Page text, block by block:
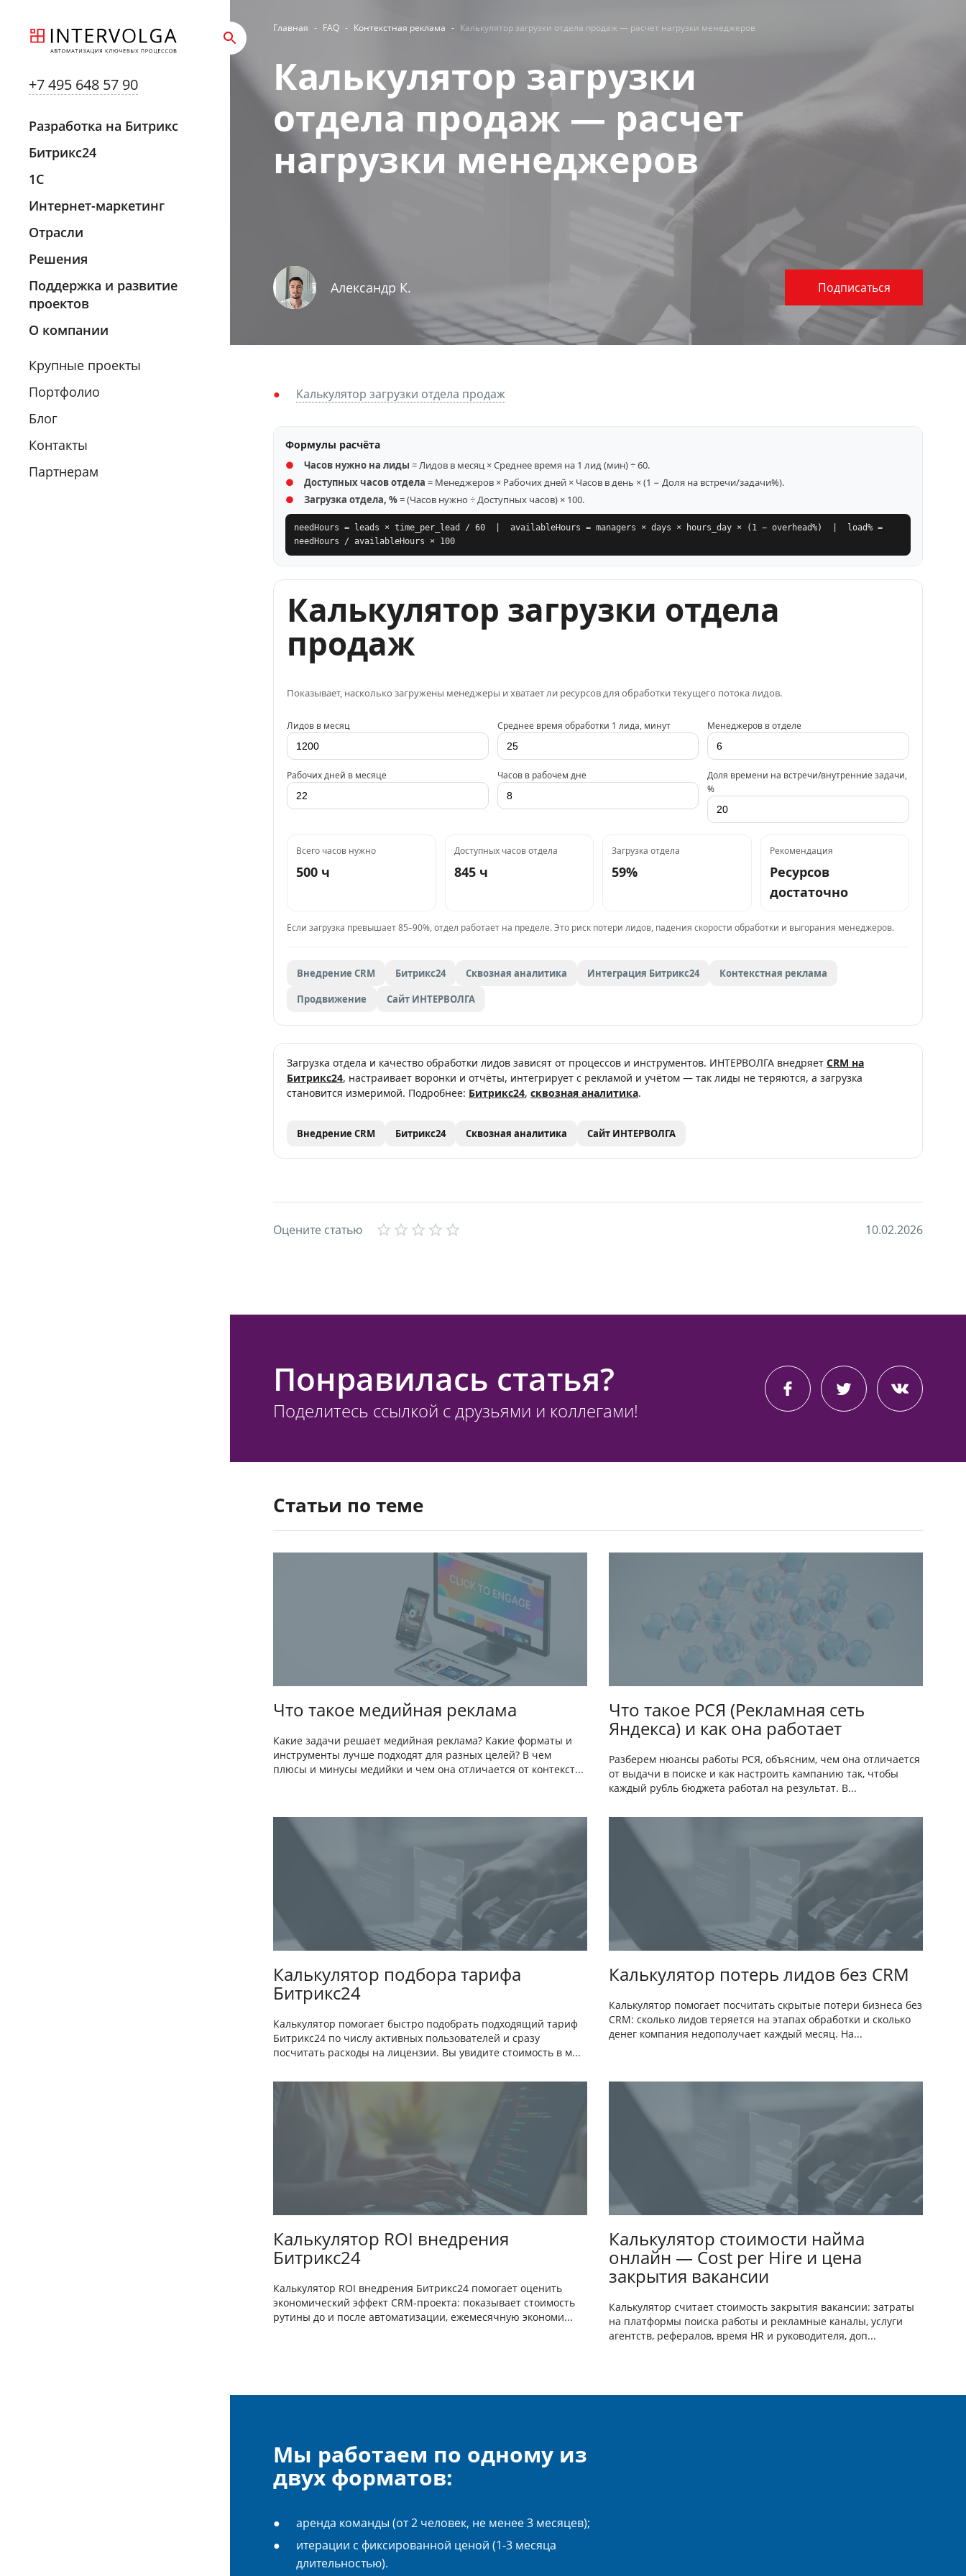
+7 495 648 57 90
Разработка на Битрикс
Битрикс24
1С
Интернет-маркетинг
Отрасли
Решения
Поддержка и развитие
проектов
О компании
Крупные проекты
Портфолио
Блог
Контакты
Партнерам
Главная - FAQ - Контекстная реклама - Калькулятор загрузки отдела продаж — расчет нагрузки менеджеров
Калькулятор загрузки
отдела продаж — расчет
нагрузки менеджеров
Александр К. Подписаться
Калькулятор загрузки отдела продаж
Формулы расчёта
Часов нужно на лиды = Лидов в месяц × Среднее время на 1 лид (мин) ÷ 60.
Доступных часов отдела = Менеджеров × Рабочих дней × Часов в день × (1 − Доля на встречи/задачи%).
Загрузка отдела, %= (Часов нужно ÷ Доступных часов) × 100.
needHours = leads × time_per_lead / 60 | availableHours = managers × days × hours_day × (1 − overhead%) | load% =
needHours / availableHours × 100
Калькулятор загрузки отдела
продаж
Показывает, насколько загружены менеджеры и хватает ли ресурсов для обработки текущего потока лидов.
Лидов в месяц Среднее время обработки 1 лида, минут Менеджеров в отделе
Рабочих дней в месяце Часов в рабочем дне
Доля времени на встречи/внутренние задачи,
%
Всего часов нужно
500 ч
Доступных часов отдела
845 ч
Загрузка отдела
59%
Рекомендация
Ресурсов
достаточно
Если загрузка превышает 85–90%, отдел работает на пределе. Это риск потери лидов, падения скорости обработки и выгорания менеджеров.
Внедрение CRM Битрикс24 Сквозная аналитика Интеграция Битрикс24
Контекстная реклама
Продвижение
Сайт ИНТЕРВОЛГА
Загрузка отдела и качество обработки лидов зависят от процессов и инструментов. ИНТЕРВОЛГА внедряет CRM на
Битрикс24, настраивает воронки и отчёты, интегрирует с рекламой и учётом — так лиды не теряются, а загрузка
становится измеримой. Подробнее: Битрикс24, сквозная аналитика.
Внедрение CRM Битрикс24 Сквозная аналитика Сайт ИНТЕРВОЛГА
Оцените статью 10.02.2026
Понравилась статья?
Поделитесь ссылкой с друзьями и коллегами!
Статьи по теме
Что такое медийная реклама
Какие задачи решает медийная реклама? Какие форматы и
инструменты лучше подходят для разных целей? В чем
плюсы и минусы медийки и чем она отличается от контекст...
Что такое РСЯ (Рекламная сеть
Яндекса) и как она работает
Разберем нюансы работы РСЯ, объясним, чем она отличается
от выдачи в поиске и как настроить кампанию так, чтобы
каждый рубль бюджета работал на результат. В...
Калькулятор подбора тарифа
Битрикс24
Калькулятор помогает быстро подобрать подходящий тариф
Битрикс24 по числу активных пользователей и сразу
посчитать расходы на лицензии. Вы увидите стоимость в м...
Калькулятор потерь лидов без CRM
Калькулятор помогает посчитать скрытые потери бизнеса без
CRM: сколько лидов теряется на этапах обработки и сколько
денег компания недополучает каждый месяц. На...
Калькулятор ROI внедрения
Битрикс24
Калькулятор ROI внедрения Битрикс24 помогает оценить
экономический эффект CRM-проекта: показывает стоимость
рутины до и после автоматизации, ежемесячную экономи...
Калькулятор стоимости найма
онлайн — Cost per Hire и цена
закрытия вакансии
Калькулятор считает стоимость закрытия вакансии: затраты
на платформы поиска работы и рекламные каналы, услуги
агентств, рефералов, время HR и руководителя, доп...
Мы работаем по одному из
двух форматов:
аренда команды (от 2 человек, не менее 3 месяцев);
итерации с фиксированной ценой (1-3 месяца
длительностью).